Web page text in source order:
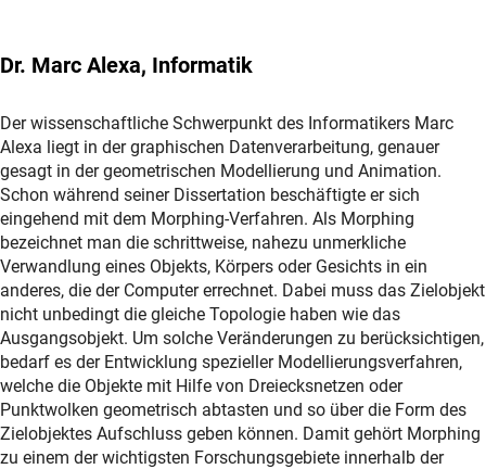
Dr. Marc Alexa, Informatik
Der wissenschaftliche Schwerpunkt des Informatikers Marc
Alexa liegt in der graphischen Datenverarbeitung, genauer
gesagt in der geometrischen Modellierung und Animation.
Schon während seiner Dissertation beschäftigte er sich
eingehend mit dem Morphing-Verfahren. Als Morphing
bezeichnet man die schrittweise, nahezu unmerkliche
Verwandlung eines Objekts, Körpers oder Gesichts in ein
anderes, die der Computer errechnet. Dabei muss das Zielobjekt
nicht unbedingt die gleiche Topologie haben wie das
Ausgangsobjekt. Um solche Veränderungen zu berücksichtigen,
bedarf es der Entwicklung spezieller Modellierungsverfahren,
welche die Objekte mit Hilfe von Dreiecksnetzen oder
Punktwolken geometrisch abtasten und so über die Form des
Zielobjektes Aufschluss geben können. Damit gehört Morphing
zu einem der wichtigsten Forschungsgebiete innerhalb der